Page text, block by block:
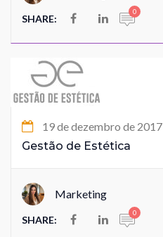
SHARE:
0
19 de dezembro de 2017
Gestão de Estética
Marketing
SHARE:
0